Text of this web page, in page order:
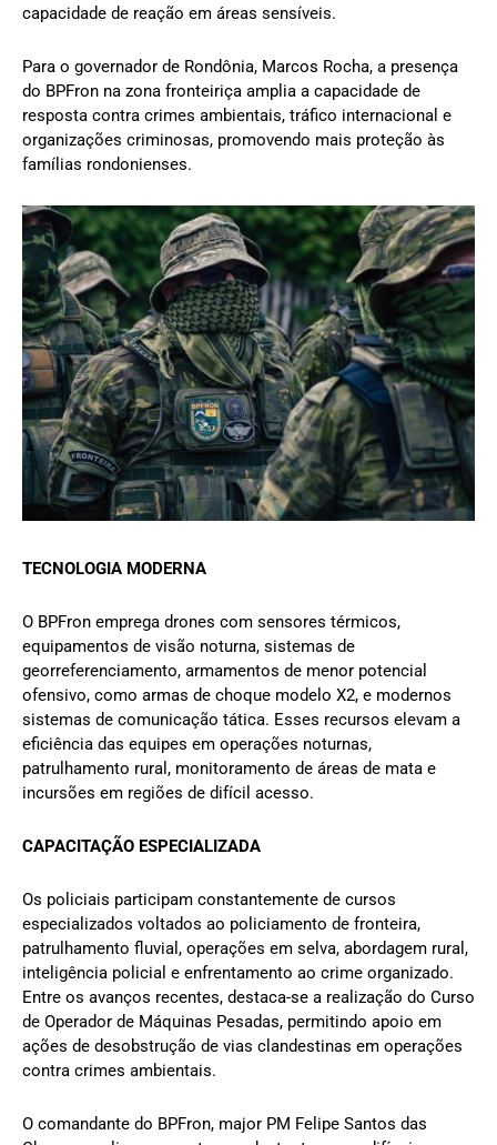
capacidade de reação em áreas sensíveis.
Para o governador de Rondônia, Marcos Rocha, a presença
do BPFron na zona fronteiriça amplia a capacidade de
resposta contra crimes ambientais, tráfico internacional e
organizações criminosas, promovendo mais proteção às
famílias rondonienses.
TECNOLOGIA MODERNA
O BPFron emprega drones com sensores térmicos,
equipamentos de visão noturna, sistemas de
georreferenciamento, armamentos de menor potencial
ofensivo, como armas de choque modelo X2, e modernos
sistemas de comunicação tática. Esses recursos elevam a
eficiência das equipes em operações noturnas,
patrulhamento rural, monitoramento de áreas de mata e
incursões em regiões de difícil acesso.
CAPACITAÇÃO ESPECIALIZADA
Os policiais participam constantemente de cursos
especializados voltados ao policiamento de fronteira,
patrulhamento fluvial, operações em selva, abordagem rural,
inteligência policial e enfrentamento ao crime organizado.
Entre os avanços recentes, destaca-se a realização do Curso
de Operador de Máquinas Pesadas, permitindo apoio em
ações de desobstrução de vias clandestinas em operações
contra crimes ambientais.
O comandante do BPFron, major PM Felipe Santos das